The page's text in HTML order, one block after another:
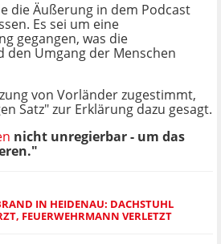
die Äußerung in dem Podcast
Es sei um eine
gegangen, was die
Umgang der Menschen
von Vorländer zugestimmt,
Satz" zur Erklärung dazu gesagt.
nicht unregierbar - um das
IN HEIDENAU: DACHSTUHL
FEUERWEHRMANN VERLETZT